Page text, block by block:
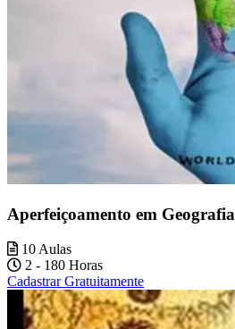
Aperfeiçoamento em Geografia
10 Aulas
2 - 180 Horas
Cadastrar Gratuitamente